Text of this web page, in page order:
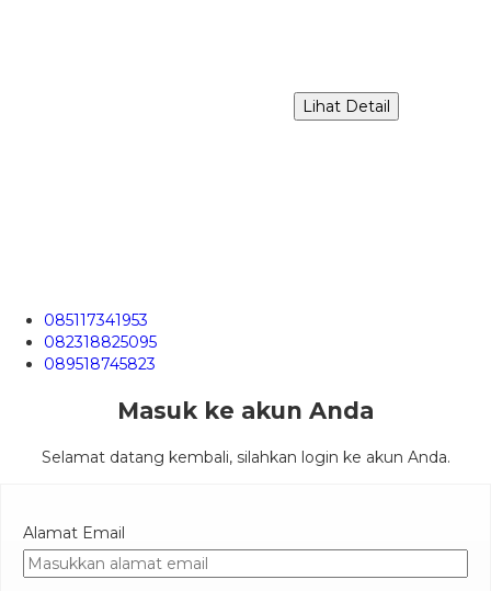
Lihat Detail
085117341953
082318825095
089518745823
Masuk ke akun Anda
Selamat datang kembali, silahkan login ke akun Anda.
Alamat Email